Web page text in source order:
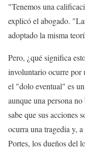
"Tenemos una
explicó el abogado.
adoptado la misma
Pero, ¿qué significa
involuntario ocurre por
el "dolo eventual" es
aunque una persona
sabe que sus acciones
ocurra una tragedia y,
Portes, los dueños del